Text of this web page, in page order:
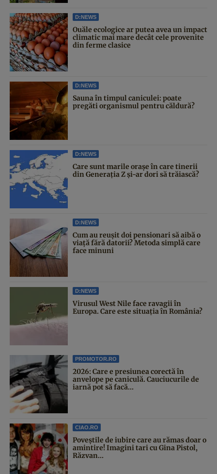
D:NEWS
Ouăle ecologice ar putea avea un impact
climatic mai mare decât cele provenite
din ferme clasice
D:NEWS
Sauna în timpul caniculei: poate
pregăti organismul pentru căldură?
D:NEWS
Care sunt marile orașe în care tinerii
din Generația Z și-ar dori să trăiască?
D:NEWS
Cum au reușit doi pensionari să aibă o
viață fără datorii? Metoda simplă care
face minuni
D:NEWS
Virusul West Nile face ravagii în
Europa. Care este situația în România?
PROMOTOR.RO
2026: Care e presiunea corectă în
anvelope pe caniculă. Cauciucurile de
iarnă pot să facă...
CIAO.RO
Poveştile de iubire care au rămas doar o
amintire! Imagini tari cu Gina Pistol,
Răzvan...